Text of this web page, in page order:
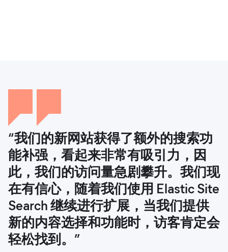
“我们的新网站获得了额外的搜索功
能补强，看起来非常有吸引力，因
此，我们的访问量急剧攀升。我们现
在有信心，随着我们使用 Elastic Site
Search 继续进行扩展，当我们提供
新的内容选择和功能时，访客肯定会
轻松找到。”
“借助 Elastic Site Search，我们亲身
体会到了在管理和上线大量新网站方
面的种种益处。与以前相比，我们现
在可提供更好的产品和更出色的搜索
体验。”
Derek Ramsay
Penske Media Corporation 产品管理总监
“​​新的基础架构取得了不折不扣的成
功。我们的速度疾如闪电，订单数量
的增长路径也清晰可见。我们在未来
很长一段时间内都会有一个稳定的平
台可使用。”
Alexander Gross
SoundCloud 工程副总裁
“Elastic 帮助我们开发出了更好的自
由漫游虚拟现实游戏，在保证玩家安
全的同时，让我们解决了企业存在的
问题 — 我们扩大了规模，变得更有
竞争力，并为提供更好的游戏体验铺
平了道路，以上几点功不可没。”